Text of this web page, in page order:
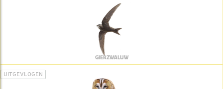
GIERZWALUW
UITGEVLOGEN